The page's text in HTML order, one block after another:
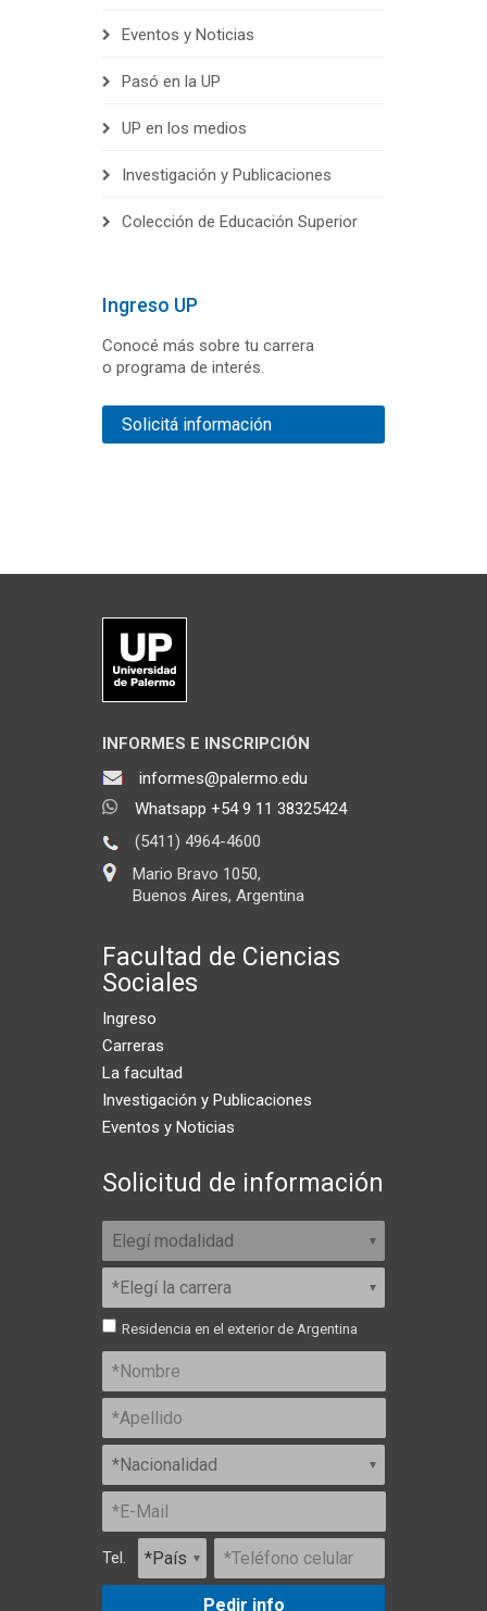
Eventos y Noticias
Pasó en la UP
UP en los medios
Investigación y Publicaciones
Colección de Educación Superior
Ingreso UP
Conocé más sobre tu carrera
o programa de interés.
Solicitá información
INFORMES E INSCRIPCIÓN
informes@palermo.edu
Whatsapp +54 9 11 38325424
(5411) 4964-4600
Mario Bravo 1050,
Buenos Aires, Argentina
Facultad de Ciencias
Sociales
Ingreso
Carreras
La facultad
Investigación y Publicaciones
Eventos y Noticias
Solicitud de información
Residencia en el exterior de Argentina
Tel.
Pedir info